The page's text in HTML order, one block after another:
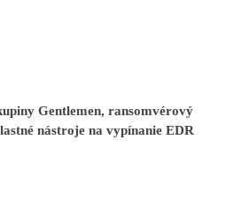
Gentlemen, ransomvérový
nástroje na vypínanie EDR